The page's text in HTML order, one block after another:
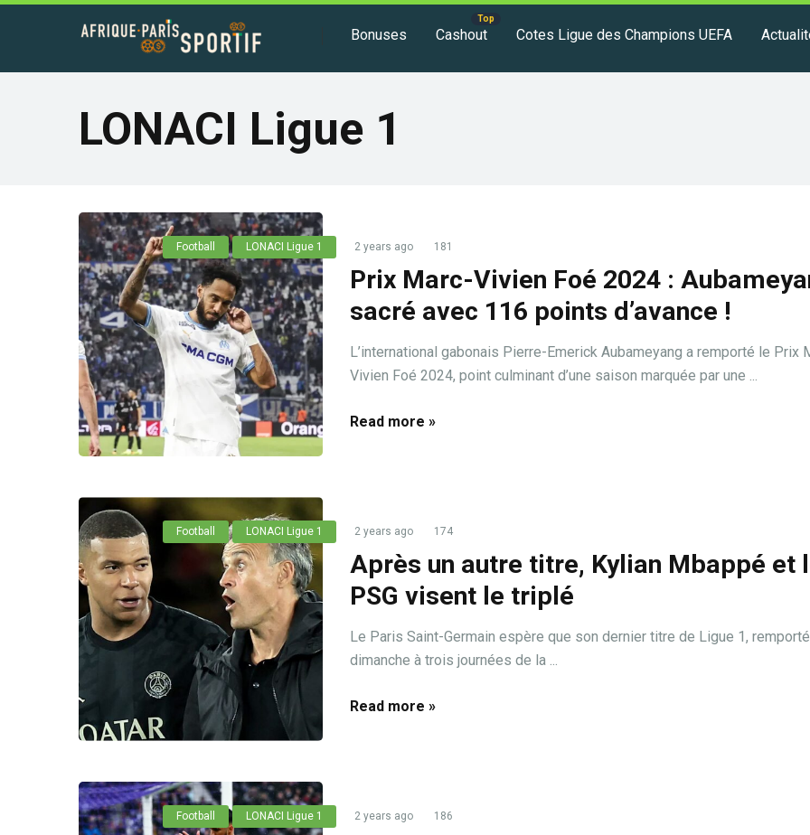
Bonuses Cashout Cotes Ligue des Champions UEFA
LONACI Ligue 1
Football LONACI Ligue 1 2 years ago 181
Prix Marc-Vivien Foé 2024 :
sacré avec 116 points d’avance !
L’international gabonais Pierre-Emerick Aubameyang a remporté le Prix
Vivien Foé 2024, point culminant d’une saison marquée par une ...
Read more »
Football LONACI Ligue 1 2 years ago 174
Après un autre titre, Kylian Mbappé et
PSG visent le triplé
Le Paris Saint-Germain espère que son dernier titre de Ligue 1, remporté
dimanche à trois journées de la ...
Read more »
Football LONACI Ligue 1 2 years ago 186